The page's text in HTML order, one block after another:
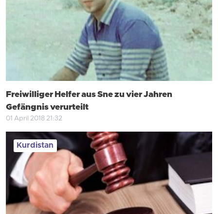
Freiwilliger Helfer aus Sne zu vier Jahren
Gefängnis verurteilt
01 April 2018 21:32
Kurdistan